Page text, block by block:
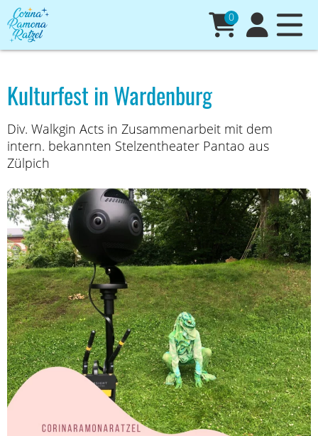
0
Kulturfest in Wardenburg
Div. Walkgin Acts in Zusammenarbeit mit dem
intern. bekannten Stelzentheater Pantao aus
Zülpich